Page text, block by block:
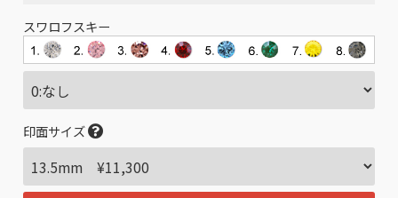
スワロフスキー
印面サイズ